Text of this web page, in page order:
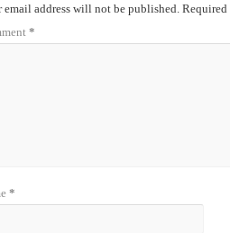
email address will not be published. Required
*
*